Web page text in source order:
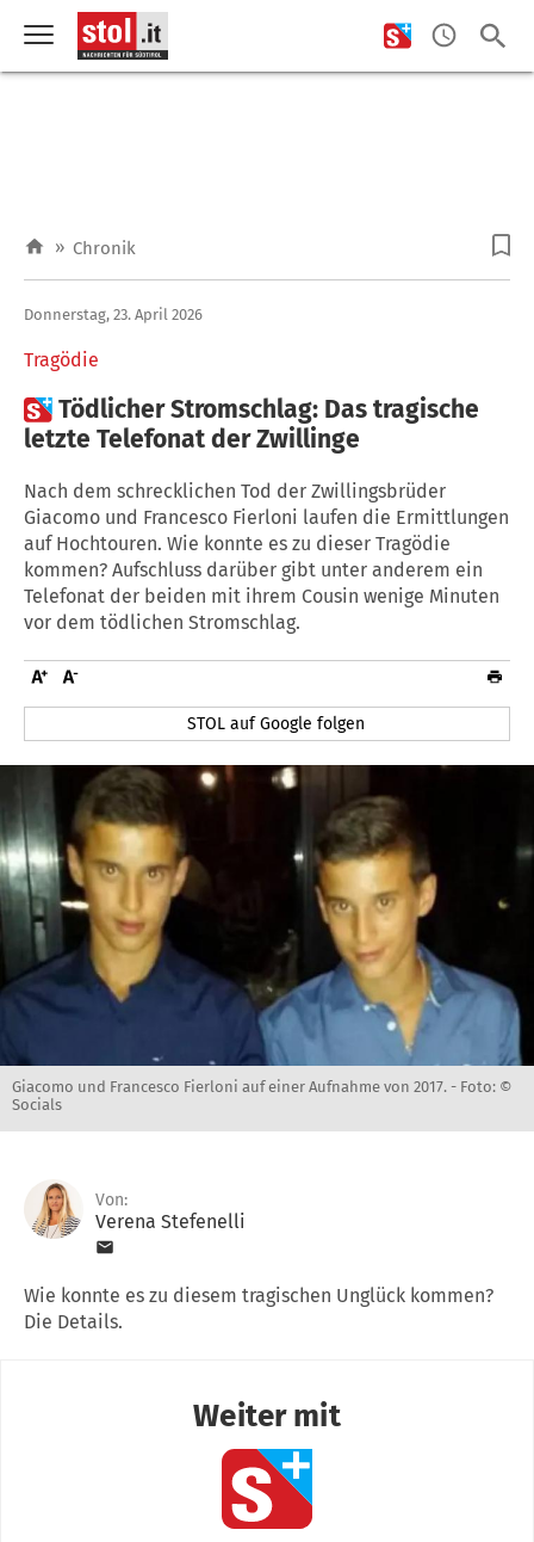
» Chronik
Tragödie
Donnerstag, 23. April 2026
Tödlicher Stromschlag: Das tragische
letzte Telefonat der Zwillinge
Nach dem schrecklichen Tod der Zwillingsbrüder
Giacomo und Francesco Fierloni laufen die Ermittlungen
auf Hochtouren. Wie konnte es zu dieser Tragödie
kommen? Aufschluss darüber gibt unter anderem ein
Telefonat der beiden mit ihrem Cousin wenige Minuten
vor dem tödlichen Stromschlag.
STOL auf Google folgen
Giacomo und Francesco Fierloni auf einer Aufnahme von 2017. - Foto: ©
Socials
Von:
Verena Stefenelli
Wie konnte es zu diesem tragischen Unglück kommen?
Die Details.